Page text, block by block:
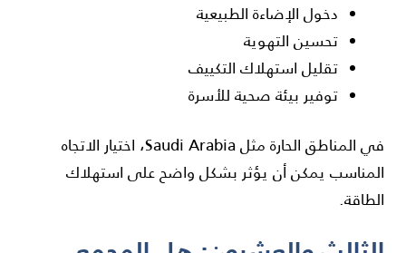
دخول الإضاءة الطبيعية
تحسين التهوية
تقليل استهلاك التكييف
توفير بيئة صحية للأسرة
في المناطق الحارة مثلSaudi Arabia، اختيار الاتجاه
المناسب يمكن أن يؤثر بشكل واضح على استهلاك
الطاقة.